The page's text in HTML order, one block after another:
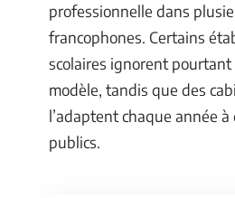
professionnelle dans
francophones. Certains
scolaires ignorent pourtant
modèle, tandis que des
l’adaptent chaque année
publics.